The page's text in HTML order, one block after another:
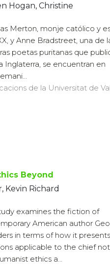
Hogan, Christine
Merton, monje católico y
y Anne Bradstreet, una de
poetas puritanas que
Inglaterra, se encuentran en
de la Universitat de
Beyond
Kevin Richard
examines the fiction of
American author
in terms of how it presents
applicable to the chief
ethics a...